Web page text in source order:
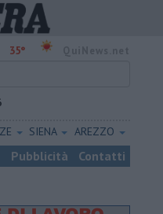
35°
SIENA AREZZO
Pubblicità Contatti